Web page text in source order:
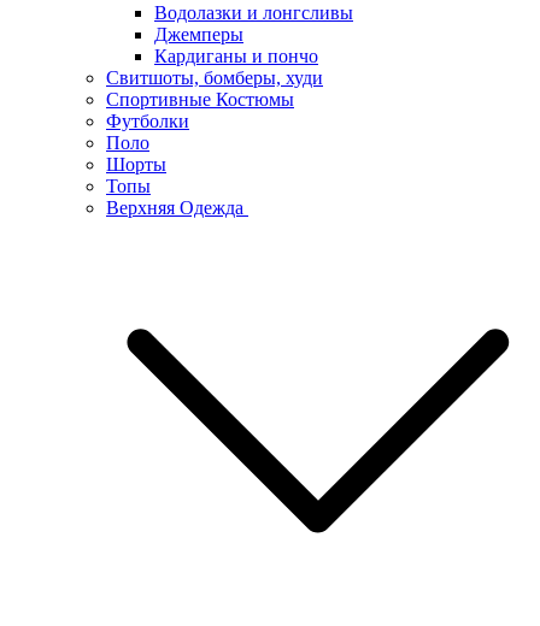
Водолазки и лонгсливы
Джемперы
Кардиганы и пончо
Свитшоты, бомберы, худи
Спортивные Костюмы
Футболки
Поло
Шорты
Топы
Верхняя Одежда